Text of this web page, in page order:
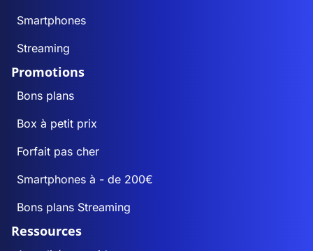
Smartphones
Streaming
Promotions
Bons plans
Box à petit prix
Forfait pas cher
Smartphones à - de 200€
Bons plans Streaming
Ressources